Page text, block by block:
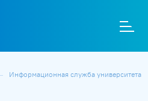
Информационная служба университета